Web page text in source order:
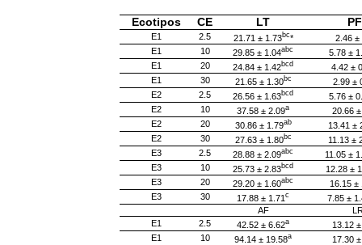
Ecotipos CE LT
E1 2.5 21.71 ± 1.73bc*
2.46 ±
E1
10 29.85 ± 1.04abc
5.78 ±
E1
20 24.84 ± 1.42bcd
4.42 ±
E1
30 21.65 ± 1.30bc
2.99 ±
E2
2.5 26.56 ± 1.63bcd
5.76 ±
E2
10 37.58 ± 2.09a
20.66
E2
20 30.86 ± 1.79ab
13.41 ±
E2
30 27.63 ± 1.80bc
11.13 ±
E3
2.5 28.88 ± 2.09abc
11.05 ±
E3
10 25.73 ± 2.83bcd
12.28 ±
E3
20 29.20 ± 1.60abc
16.15 ±
E3
30 17.88 ± 1.71 c
7.85 ±
AF
E1
2.5 42.52 ± 6.62a
13.12
E1
10 94.14 ± 19.58a
17.30